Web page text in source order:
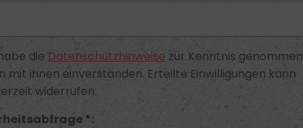
die Datenschutzhinweise zur Kenntnis genommen
mit ihnen einverstanden. Erteilte Einwilligungen kann
widerrufen.
*: